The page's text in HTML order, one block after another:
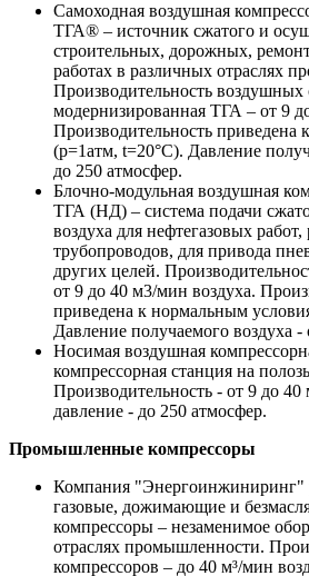
Самоходная воздушная
ТГА® – источник сжатого и
строительных, дорожных,
работах в различных отраслях
Производительность
модернизированная ТГА – от 9
Производительность
(p=1атм, t=20°C). Давление
до 250 атмосфер.
Блочно-модульная воздушная
ТГА (НД) – система подачи
воздуха для нефтегазовых
трубопроводов, для привода
других целей.
от 9 до 40 м3/мин воздуха.
приведена к нормальным
Давление получаемого воздуха
Носимая воздушная
компрессорная станция на
Производительность - от 9 до 40
давление - до 250 атмосфер.
Промышленные компрессоры
Компания "Энергоинжиниринг"
газовые, дожимающие и
компрессоры – незаменимое
отраслях промышленности.
компрессоров – до 40 м³/мин